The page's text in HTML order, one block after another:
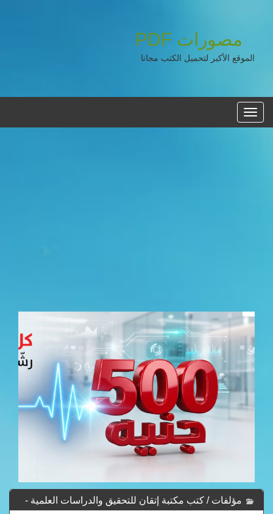
مصورات PDF
الموقع الأكبر لتحميل الكتب مجانا
القائمه
الرئيسية
مؤلفات / كتب مكتبة إتقان للتحقيق والدراسات العلمية -